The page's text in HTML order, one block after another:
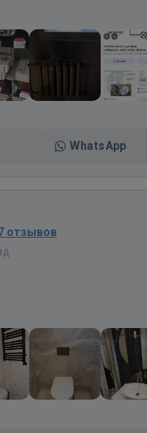
WhatsApp
отзывов